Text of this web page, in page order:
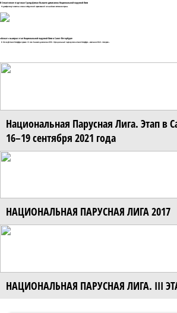
В Севастополе стартовал Гранд-финал Высшего дивизиона Национальной парусной Лиги
13 декабря станут известны имена победителей соревнований сильнейших яхтсменов страны.
«Ахмат» выиграл этап Национальной парусной Лиги в Санкт-Петербурге
В Яхт-клубе Санкт-Петербурга прошел III этап Высшего дивизиона НПЛ. Официальный партнер этапа в Санкт-Петербурге – компания ПАО «Газпром».
Национальная Парусная Лига. Этап в
16–19 сентября 2021 года
НАЦИОНАЛЬНАЯ ПАРУСНАЯ ЛИГА 2017
НАЦИОНАЛЬНАЯ ПАРУСНАЯ ЛИГА. III